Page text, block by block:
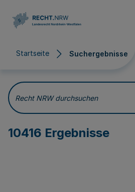
Startseite Suchergebnisse
Suchergebnisse
Recht NRW durchsuchen
10416 Ergebnisse